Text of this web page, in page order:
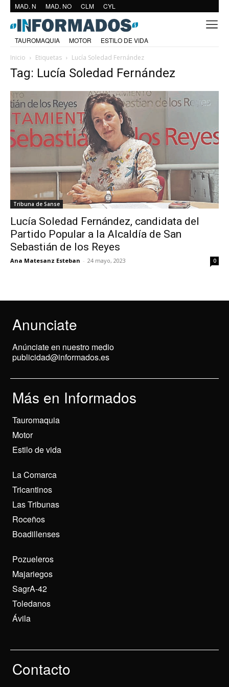
MAD. N MAD. NO CLM CYL
TAUROMAQUIA MOTOR
ESTILO DE VIDA
Inicio
Etiquetas Lucía Soledad Fernández
Tag: Lucía Soledad Fernández
Tribuna de Sanse
Lucía Soledad Fernández, candidata del
Partido Popular a la Alcaldía de San
Sebastián de los Reyes
Ana Matesanz Esteban - 24 mayo, 2023 0
Anunciate
Anúnciate en nuestro medio
publicidad@informados.es
Más en Informados
Tauromaquia
Motor
Estilo de vida
La Comarca
Tricantinos
Las Tribunas
Roceños
Boadillenses
Pozueleros
Majariegos
SagrA-42
Toledanos
Ávila
Contacto